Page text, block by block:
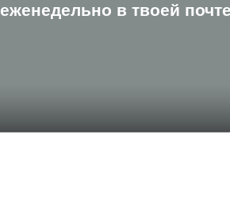
eженедельно в твоей